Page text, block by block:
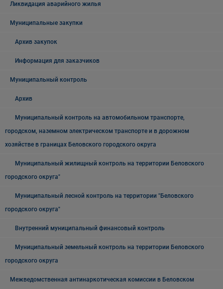
Ликвидация аварийного жилья
Муниципальные закупки
Архив закупок
Информация для заказчиков
Муниципальный контроль
Архив
Муниципальный контроль на автомобильном транспорте,
городском, наземном электрическом транспорте и в дорожном
хозяйстве в границах Беловского городского округа
Муниципальный жилищный контроль на территории Беловского
городского округа"
Муниципальный лесной контроль на территории "Беловского
городского округа"
Внутренний муниципальный финансовый контроль
Муниципальный земельный контроль на территории Беловского
городского округа
Межведомственная антинаркотическая комиссии в Беловском